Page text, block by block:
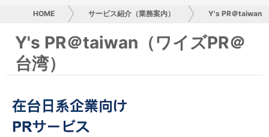
グループ概要
採用情報
お問い合わせ
日本人にPR
コンサルティング
HOME サービス紹介（業務案内） Y's PR＠taiwan
Y's PR＠taiwan（ワイズPR＠
台湾）